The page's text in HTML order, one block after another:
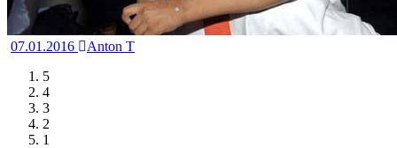
07.01.2016
Anton T
5
4
3
2
1